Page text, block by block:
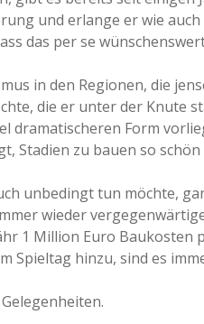
und erlange er wie
das per se
in den Regionen, die
die er unter der Knute
dramatischeren Form
Stadien zu bauen so
unbedingt tun möchte,
wieder
1 Million Euro
Spieltag hinzu, sind es